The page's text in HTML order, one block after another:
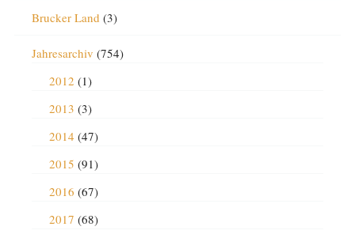
Brucker Land (3)
Jahresarchiv (754)
2012 (1)
2013 (3)
2014 (47)
2015 (91)
2016 (67)
2017 (68)